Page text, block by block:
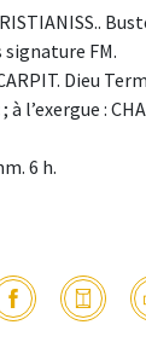
signature FM.
Dieu
l’exergue :
6 h.